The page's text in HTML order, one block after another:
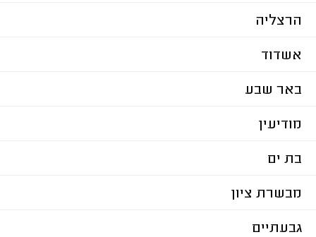
הרצליה
אשדוד
באר שבע
מודיעין
בת ים
מבשרת ציון
גבעתיים